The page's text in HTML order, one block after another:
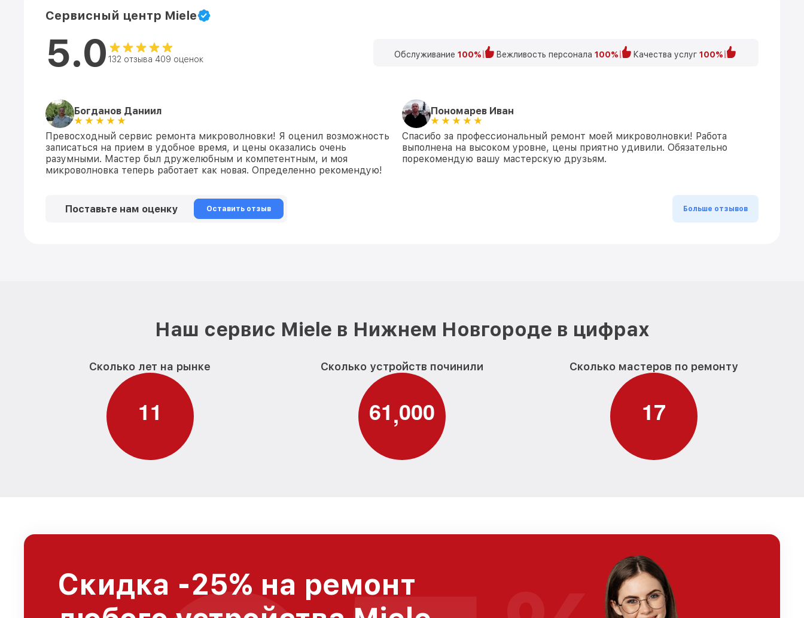
Сервисный центр Miele
5.0 132 отзыва 409 оценок Обслуживание 100% Вежливость персонала 100% Качества услуг 100%
Богданов Даниил
Превосходный сервис ремонта микроволновки! Я оценил возможность
записаться на прием в удобное время, и цены оказались очень
разумными. Мастер был дружелюбным и компетентным, и моя
микроволновка теперь работает как новая. Определенно рекомендую!
Пономарев Иван
Спасибо за профессиональный ремонт моей микроволновки! Работа
выполнена на высоком уровне, цены приятно удивили. Обязательно
порекомендую вашу мастерскую друзьям.
Поставьте нам оценку Оставить отзыв Больше отзывов
Наш сервис Miele в Нижнем Новгороде в цифрах
Сколько лет на рынке
11
Сколько устройств починили
61,000
Сколько мастеров по ремонту
17
Скидка -25% на ремонт